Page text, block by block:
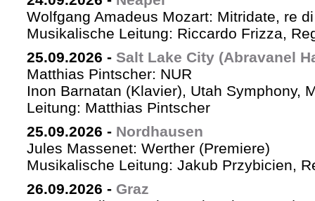
Wolfgang Amadeus Mozart: Mitridate, re
Musikalische Leitung: Riccardo Frizza,
25.09.2026 - Salt Lake City (Abravanel
Matthias Pintscher: NUR
Inon Barnatan (Klavier), Utah Symphony,
Leitung: Matthias Pintscher
25.09.2026 - Nordhausen
Jules Massenet: Werther (Premiere)
Musikalische Leitung: Jakub Przybicien,
26.09.2026 - Graz